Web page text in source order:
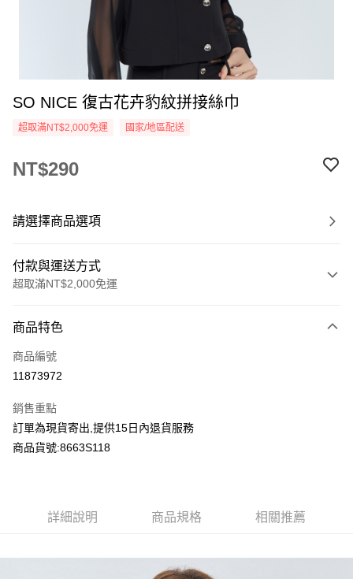
SO NICE 復古花卉豹紋拼接絲巾
超取滿NT$2,000免運 國家/地區配送
NT$290
請選擇商品選項
付款與運送方式
超取滿NT$2,000免運
信用卡一次付款
超商取貨付款
Apple Pay
Google Pay
全家付款取貨
商品特色
商品編號
11873972
銷售重點
訂單為現貨寄出,提供15日內退貨服務
商品貨號:8663S118
詳細說明 商品規格 相關推薦